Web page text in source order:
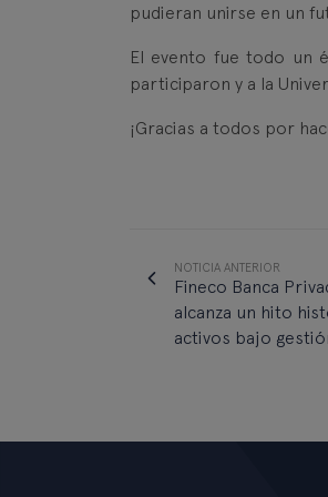
pudieran unirse en un
El evento fue todo un
participaron y a la
¡Gracias a todos por
NOTICIA ANTERIOR
Fineco Banca
alcanza un hito
activos bajo